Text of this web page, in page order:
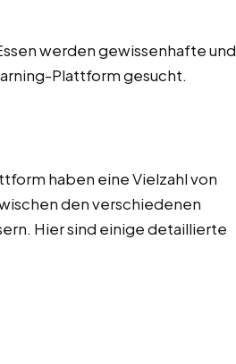
werden gewissenhafte und
Plattform gesucht.
haben eine Vielzahl von
den verschiedenen
Hier sind einige detaillierte